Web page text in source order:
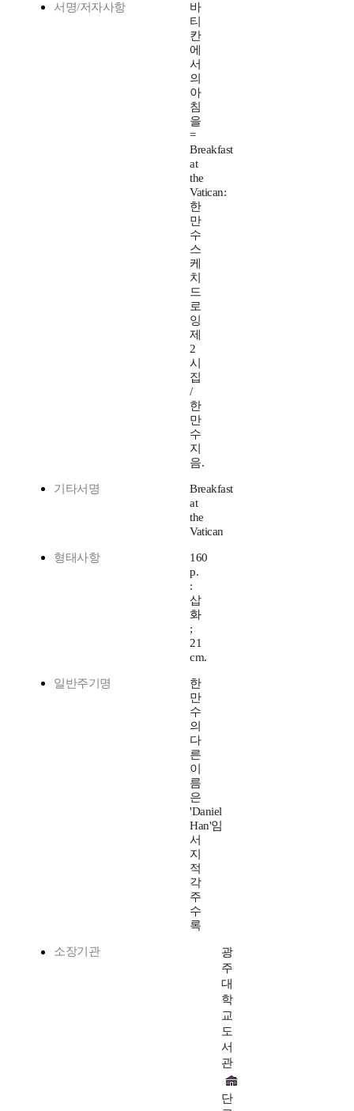
서명/저자사항
바
티
칸
에
서
의
아
침
을
=
Breakfast
at
the
Vatican:
한
만
수
스
케
치
드
로
잉
제
2
시
집
/
한
만
수
지
음.
기타서명
Breakfast
at
the
Vatican
형태사항
160
p.
:
삽
화
;
21
cm.
일반주기명
한
만
수
의
다
른
이
름
은
'Daniel
Han'임
서
지
적
각
주
수
록
소장기관
광
주
대
학
교
도
서
관
단